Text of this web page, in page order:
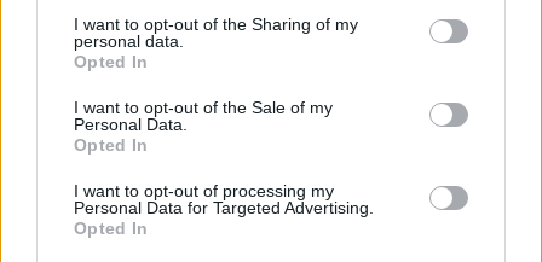
I want to opt-out of the Sharing of my
personal data.
Opted In
I want to opt-out of the Sale of my
Personal Data.
Opted In
I want to opt-out of processing my
Personal Data for Targeted Advertising.
Opted In
por el público en general (antes teníamos a Carlos hasta en
la sopa).
Así de triste y cutre es el sistema de comunicaciones TV que
tenemos en este país...
Responder